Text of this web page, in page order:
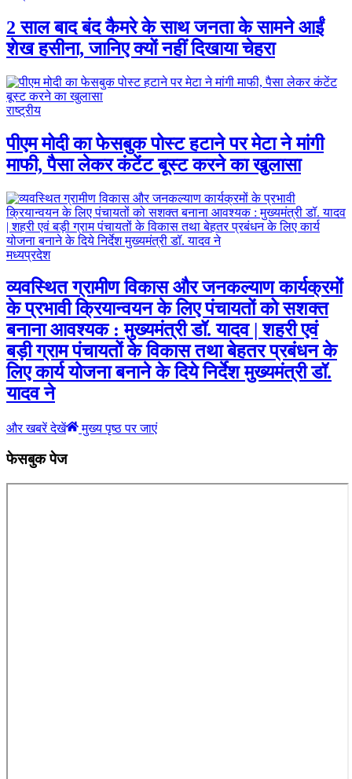
2 साल बाद बंद कैमरे के साथ जनता के सामने आईं
शेख हसीना, जानिए क्यों नहीं दिखाया चेहरा
राष्ट्रीय
पीएम मोदी का फेसबुक पोस्ट हटाने पर मेटा ने मांगी
माफी, पैसा लेकर कंटेंट बूस्ट करने का खुलासा
मध्यप्रदेश
व्यवस्थित ग्रामीण विकास और जनकल्याण कार्यक्रमों
के प्रभावी क्रियान्वयन के लिए पंचायतों को सशक्त
बनाना आवश्यक : मुख्यमंत्री डॉ. यादव | शहरी एवं
बड़ी ग्राम पंचायतों के विकास तथा बेहतर प्रबंधन के
लिए कार्य योजना बनाने के दिये निर्देश मुख्यमंत्री डॉ.
यादव ने
और खबरें देखें मुख्य पृष्ठ पर जाएं
फेसबुक पेज